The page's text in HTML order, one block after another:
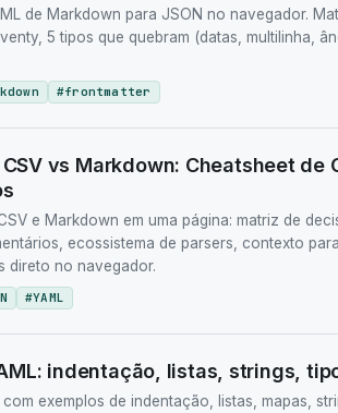
de Markdown para JSON no navegador.
5 tipos que quebram (datas, multilinha,
#frontmatter
CSV vs Markdown: Cheatsheet de
e Markdown em uma página: matriz de
ecossistema de parsers, contexto
direto no navegador.
#YAML
indentação, listas, strings,
exemplos de indentação, listas, mapas,